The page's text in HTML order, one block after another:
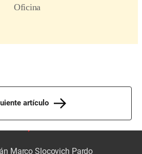
artículo
Marco Slocovich Pardo